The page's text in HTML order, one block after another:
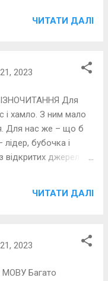
У море північне,
я на скелі
диканський?
ЧИТАТИ ДАЛІ
2023
Для
і хамло. З ним мало
Для нас же – що б
бубочка і
джерел
ЧИТАТИ ДАЛІ
2023
Багато